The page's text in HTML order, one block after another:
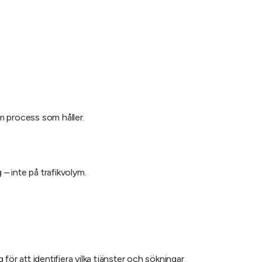
process som håller.
inte på trafikvolym.
att identifiera vilka tjänster och sökningar